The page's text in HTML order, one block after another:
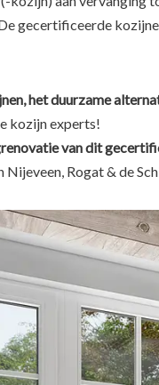
gecertificeerde
het duurzame
kozijn experts!
van dit
Rogat & de